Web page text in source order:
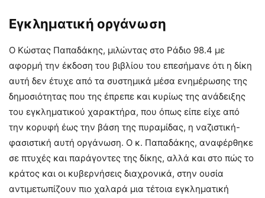
Εγκληματική οργάνωση
Ο Κώστας Παπαδάκης, μιλώντας στο Ράδιο 98.4 με
αφορμή την έκδοση του βιβλίου του επεσήμανε ότι η δίκη
αυτή δεν έτυχε από τα συστημικά μέσα ενημέρωσης της
δημοσιότητας που της έπρεπε και κυρίως της ανάδειξης
του εγκληματικού χαρακτήρα, που όπως είπε είχε από
την κορυφή έως την βάση της πυραμίδας, η ναζιστική-
φασιστική αυτή οργάνωση. Ο κ. Παπαδάκης, αναφέρθηκε
σε πτυχές και παράγοντες της δίκης, αλλά και στο πώς το
κράτος και οι κυβερνήσεις διαχρονικά, στην ουσία
αντιμετωπίζουν πιο χαλαρά μια τέτοια εγκληματική